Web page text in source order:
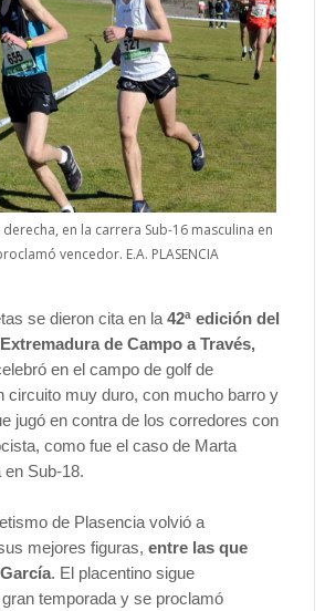
en la carrera Sub-16 masculina en
vencedor. E.A. PLASENCIA
se dieron cita en la 42ª edición del
de Campo a Través,
en el campo de golf de
circuito muy duro, con mucho barro y
jugó en contra de los corredores con
como fue el caso de Marta
en Sub-18.
de Plasencia volvió a
mejores figuras, entre las que
. El placentino sigue
temporada y se proclamó